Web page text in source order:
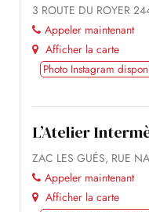
Appeler maintenant
Afficher la carte
Photo Instagram
L’Atelier
ZAC LES GUÉS, RUE
Appeler maintenant
Afficher la carte
Photo Instagram